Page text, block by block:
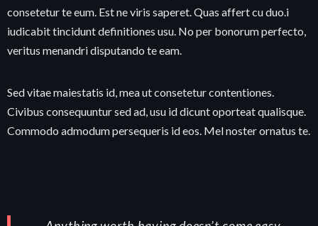
consetetur te eum. Est ne viris saperet. Quas affert cu duo.i
iudicabit tincidunt definitiones usu. No per bonorum perfecto,
veritus menandri disputando te eam.
Sed vitae maiestatis id, mea ut consetetur contentiones.
Civibus consequuntur sed ad, usu id dicunt oporteat qualisque.
Commodo admodum persequeris id eos. Mel noster ornatus te.